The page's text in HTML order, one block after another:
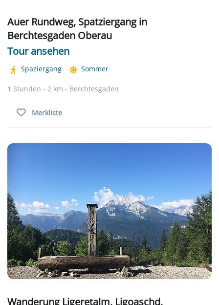
Auer Rundweg, Spatziergang in
Berchtesgaden Oberau
Tour ansehen
Spaziergang Sommer
1 Stunden - 2 km - Berchtesgaden
Merkliste
Wanderung Ligeretalm, Ligoaschd,